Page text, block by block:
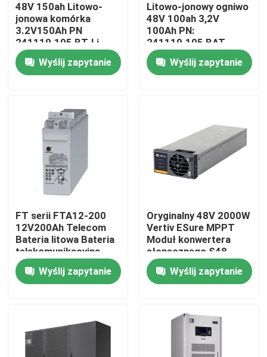
Dom
O nas
Produkty
zewnętrzna szafa telekomunikacyjna
Szafa na sprzęt telekomunikacyjny
Szafka akumulatorów telekomunikacyjnych
Telekomunikacyjne systemy zasilania prądem stałym
48V 150ah Litowo-
jonowa komórka
3.2V150Ah PN
241119.105 BT-Li
Lifepo4 Do łączności
sieciowej
obsługiwanej
Wyślij zapytanie
Litowo-jonowy ogniwo
48V 100ah 3,2V
100Ah PN:
241119.105 BAT
Lifepo4 dla łączności
sieciowej
obsługiwanej
Wyślij zapytanie
FT serii FTA12-200
12V200Ah Telecom
Bateria litowa Bateria
telekomunikacyjna
Wyślij zapytanie
Oryginalny 48V 2000W
Vertiv ESure MPPT
Moduł konwertera
słonecznego S48-
2000e3
Wyślij zapytanie